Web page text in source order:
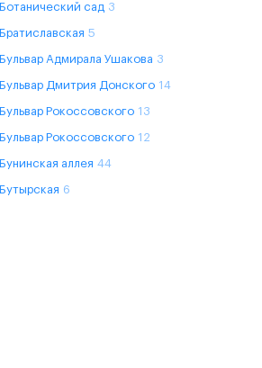
Ботанический сад 3
Братиславская 5
Бульвар Адмирала Ушакова 3
Бульвар Дмитрия Донского 14
Бульвар Рокоссовского 13
Бульвар Рокоссовского 12
Бунинская аллея 44
Бутырская 6